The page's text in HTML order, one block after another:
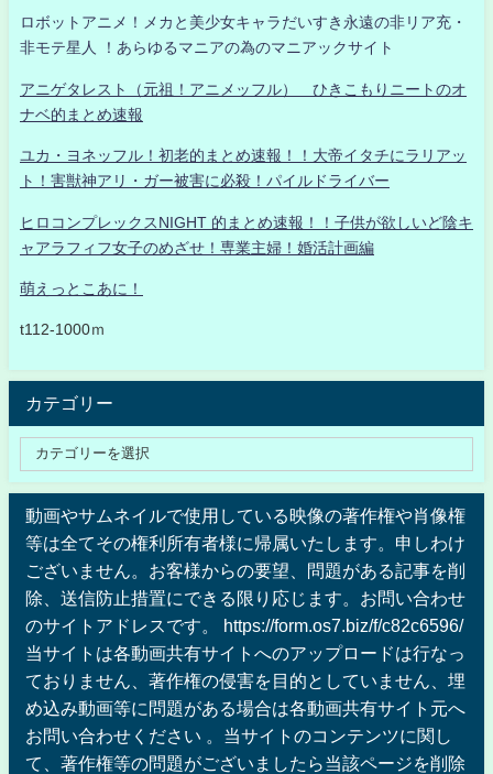
ロボットアニメ！メカと美少女キャラだいすき永遠の非リア充・
非モテ星人 ！あらゆるマニアの為のマニアックサイト
アニゲタレスト（元祖！アニメッフル） ひきこもりニートのオ
ナベ的まとめ速報
ユカ・ヨネッフル！初老的まとめ速報！！大帝イタチにラリアッ
ト！害獣神アリ・ガー被害に必殺！パイルドライバー
ヒロコンプレックスNIGHT 的まとめ速報！！子供が欲しいど陰キ
ャアラフィフ女子のめざせ！専業主婦！婚活計画編
萌えっとこあに！
t112-1000ｍ
カテゴリー
動画やサムネイルで使用している映像の著作権や肖像権
等は全てその権利所有者様に帰属いたします。申しわけ
ございません。お客様からの要望、問題がある記事を削
除、送信防止措置にできる限り応じます。お問い合わせ
のサイトアドレスです。 https://form.os7.biz/f/c82c6596/
当サイトは各動画共有サイトへのアップロードは行なっ
ておりません、著作権の侵害を目的としていません、埋
め込み動画等に問題がある場合は各動画共有サイト元へ
お問い合わせください 。当サイトのコンテンツに関し
て、著作権等の問題がございましたら当該ページを削除